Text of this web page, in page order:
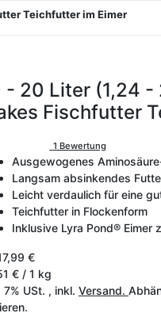
Teichfutter im Eimer
- 20 Liter (1,24 -
Fischfutter
1 Bewertung
Ausgewogenes
Langsam absinkendes
Leicht verdaulich für eine
Teichfutter in Flockenform
Inklusive Lyra Pond® Eimer
€
€ / 1 kg
7% USt. , inkl. Versand.